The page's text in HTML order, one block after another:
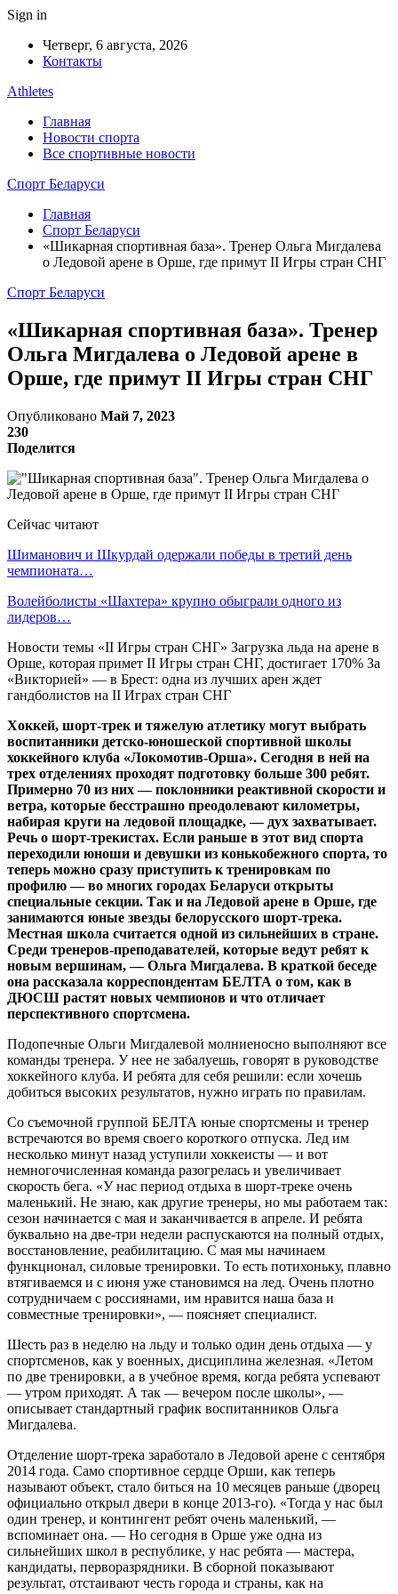
Sign in
Четверг, 6 августа, 2026
Контакты
Athletes
Главная
Новости спорта
Все спортивные новости
Спорт Беларуси
Главная
Спорт Беларуси
«Шикарная спортивная база». Тренер Ольга Мигдалева
о Ледовой арене в Орше, где примут II Игры стран СНГ
Спорт Беларуси
«Шикарная спортивная база». Тренер
Ольга Мигдалева о Ледовой арене в
Орше, где примут II Игры стран СНГ
Опубликовано Май 7, 2023
230
Поделится
Сейчас читают
Шиманович и Шкурдай одержали победы в третий день
чемпионата…
Волейболисты «Шахтера» крупно обыграли одного из
лидеров…
Новости темы «II Игры стран СНГ» Загрузка льда на арене в
Орше, которая примет II Игры стран СНГ, достигает 170% За
«Викторией» — в Брест: одна из лучших арен ждет
гандболистов на II Играх стран СНГ
Хоккей, шорт-трек и тяжелую атлетику могут выбрать
воспитанники детско-юношеской спортивной школы
хоккейного клуба «Локомотив-Орша». Сегодня в ней на
трех отделениях проходят подготовку больше 300 ребят.
Примерно 70 из них — поклонники реактивной скорости и
ветра, которые бесстрашно преодолевают километры,
набирая круги на ледовой площадке, — дух захватывает.
Речь о шорт-трекистах. Если раньше в этот вид спорта
переходили юноши и девушки из конькобежного спорта, то
теперь можно сразу приступить к тренировкам по
профилю — во многих городах Беларуси открыты
специальные секции. Так и на Ледовой арене в Орше, где
занимаются юные звезды белорусского шорт-трека.
Местная школа считается одной из сильнейших в стране.
Среди тренеров-преподавателей, которые ведут ребят к
новым вершинам, — Ольга Мигдалева. В краткой беседе
она рассказала корреспондентам БЕЛТА о том, как в
ДЮСШ растят новых чемпионов и что отличает
перспективного спортсмена.
Подопечные Ольги Мигдалевой молниеносно выполняют все
команды тренера. У нее не забалуешь, говорят в руководстве
хоккейного клуба. И ребята для себя решили: если хочешь
добиться высоких результатов, нужно играть по правилам.
Со съемочной группой БЕЛТА юные спортсмены и тренер
встречаются во время своего короткого отпуска. Лед им
несколько минут назад уступили хоккеисты — и вот
немногочисленная команда разогрелась и увеличивает
скорость бега. «У нас период отдыха в шорт-треке очень
маленький. Не знаю, как другие тренеры, но мы работаем так:
сезон начинается с мая и заканчивается в апреле. И ребята
буквально на две-три недели распускаются на полный отдых,
восстановление, реабилитацию. С мая мы начинаем
функционал, силовые тренировки. То есть потихоньку, плавно
втягиваемся и с июня уже становимся на лед. Очень плотно
сотрудничаем с россиянами, им нравится наша база и
совместные тренировки», — поясняет специалист.
Шесть раз в неделю на льду и только один день отдыха — у
спортсменов, как у военных, дисциплина железная. «Летом
по две тренировки, а в учебное время, когда ребята успевают
— утром приходят. А так — вечером после школы», —
описывает стандартный график воспитанников Ольга
Мигдалева.
Отделение шорт-трека заработало в Ледовой арене с сентября
2014 года. Само спортивное сердце Орши, как теперь
называют объект, стало биться на 10 месяцев раньше (дворец
официально открыл двери в конце 2013-го). «Тогда у нас был
один тренер, и контингент ребят очень маленький, —
вспоминает она. — Но сегодня в Орше уже одна из
сильнейших школ в республике, у нас ребята — мастера,
кандидаты, перворазрядники. В сборной показывают
результат, отстаивают честь города и страны, как на